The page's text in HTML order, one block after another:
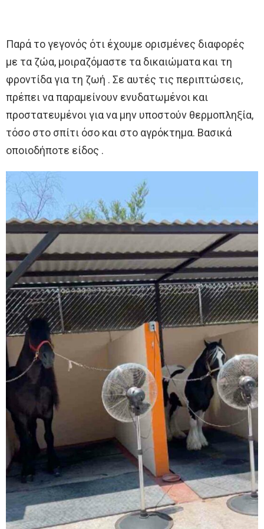
Παρά το γεγονός ότι έχουμε ορισμένες διαφορές
με τα ζώα, μοιραζόμαστε τα δικαιώματα και τη
φροντίδα για τη ζωή . Σε αυτές τις περιπτώσεις,
πρέπει να παραμείνουν ενυδατωμένοι και
προστατευμένοι για να μην υποστούν θερμοπληξία,
τόσο στο σπίτι όσο και στο αγρόκτημα. Βασικά
οποιοδήποτε είδος .